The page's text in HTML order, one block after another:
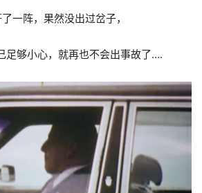
一阵，果然没出过岔子，
足够小心，就再也不会出事故了….